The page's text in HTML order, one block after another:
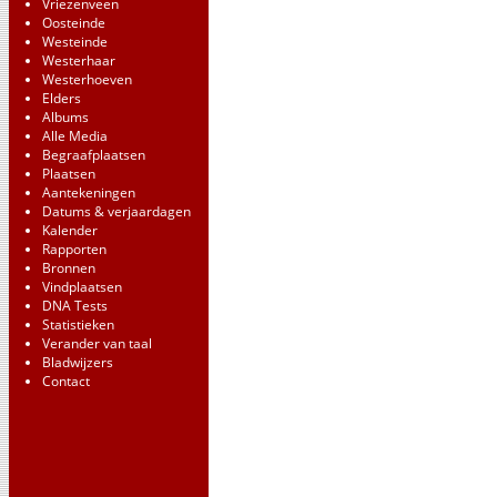
Vriezenveen
Oosteinde
Westeinde
Westerhaar
Westerhoeven
Elders
Albums
Alle Media
Begraafplaatsen
Plaatsen
Aantekeningen
Datums & verjaardagen
Kalender
Rapporten
Bronnen
Vindplaatsen
DNA Tests
Statistieken
Verander van taal
Bladwijzers
Contact